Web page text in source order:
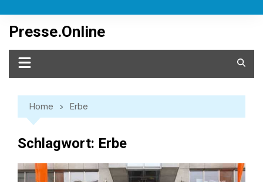
content
Presse.Online
Home Erbe
Schlagwort: Erbe